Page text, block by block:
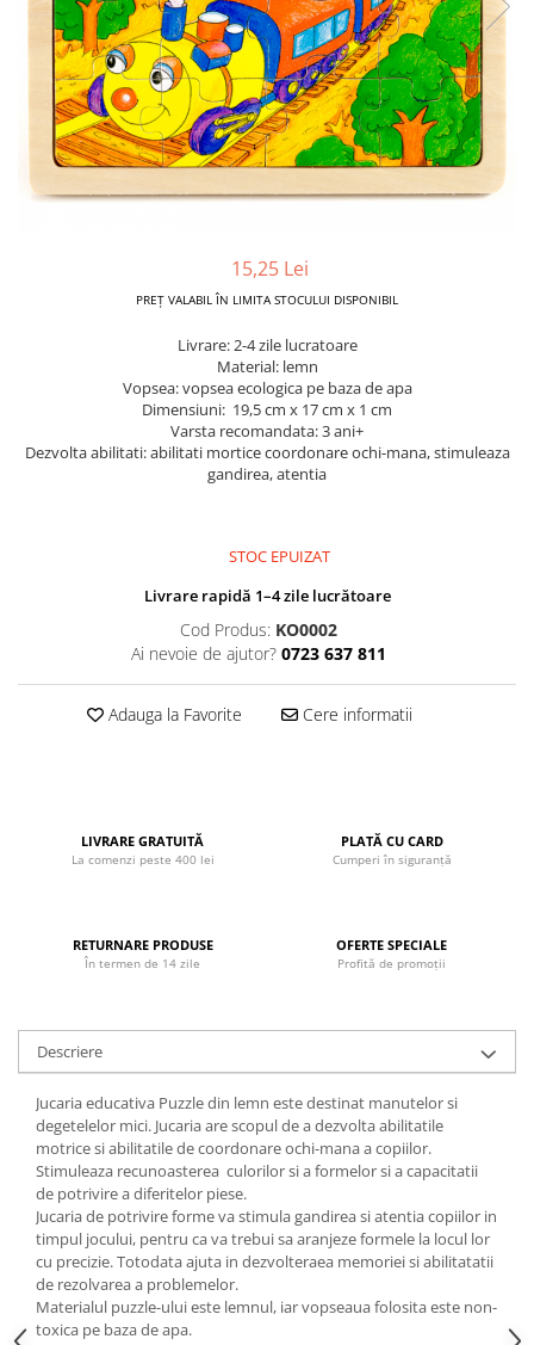
LEAGANE PENTRU COPII
BALANSOAR COPII
CASUTE SI CORTURI COPII
TROTINETE COPII
MAŞINUŢE DE ÎMPINS
BICICLETA FARA PEDALE
JOCURI DE ROL
BUCĂTĂRII ȘI ACCESORII
JUCĂRII MUZICALE
PĂPUȘI ȘI ACCESORII
DIVERSE
CĂRUCIOARE COPII
CĂRUCIOARE 3 IN 1
CĂRUCIOARE 2 in 1
CĂRUCIOARE SPORT
MARSUPII SI HAMURI
TARCURI DE JOACA
Dino Bikes
Djeco
Egmont Toys
Eichhorn
Eureka Kids
IQ Booster
Majorette
MillaMinis
PolarB by Viga
Progarden
Prosperplast
Purple Cow
Raduka
Ravensburger
Schmidt
Sequin Art
Silverlit
15,25 Lei
PREȚ VALABIL ÎN LIMITA STOCULUI DISPONIBIL
Livrare: 2-4 zile lucratoare
Material: lemn
Vopsea: vopsea ecologica pe baza de apa
Dimensiuni: 19,5 cm x 17 cm x 1 cm
Varsta recomandata: 3 ani+
Dezvolta abilitati: abilitati mortice coordonare ochi-mana, stimuleaza
gandirea, atentia
STOC EPUIZAT
Livrare rapidă 1–4 zile lucrătoare
Cod Produs: KO0002
Ai nevoie de ajutor? 0723 637 811
Adauga la Favorite Cere informatii
LIVRARE GRATUITĂ
La comenzi peste 400 lei
PLATĂ CU CARD
Cumperi în siguranță
RETURNARE PRODUSE
În termen de 14 zile
OFERTE SPECIALE
Profită de promoții
Descriere
Jucaria educativa Puzzle din lemn este destinat manutelor si
degetelelor mici. Jucaria are scopul de a dezvolta abilitatile
motrice si abilitatile de coordonare ochi-mana a copiilor.
Stimuleaza recunoasterea culorilor si a formelor si a capacitatii
de potrivire a diferitelor piese.
Jucaria de potrivire forme va stimula gandirea si atentia copiilor in
timpul jocului, pentru ca va trebui sa aranjeze formele la locul lor
cu precizie. Totodata ajuta in dezvolteraea memoriei si abilitatatii
de rezolvarea a problemelor.
Materialul puzzle-ului este lemnul, iar vopseaua folosita este non-
toxica pe baza de apa.